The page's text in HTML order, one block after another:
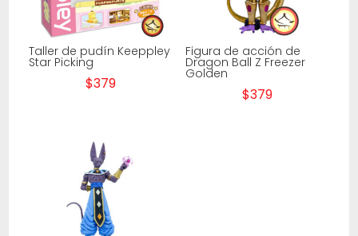
Taller de pudín Keeppley
Star Picking
$379
Figura de acción de
Dragon Ball Z Freezer
Golden
$379